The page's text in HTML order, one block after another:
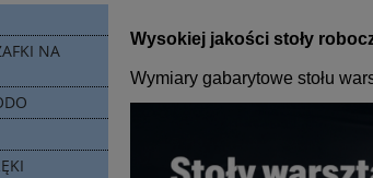
NA
Wysokiej jakości stoły
Wymiary gabarytowe stołu